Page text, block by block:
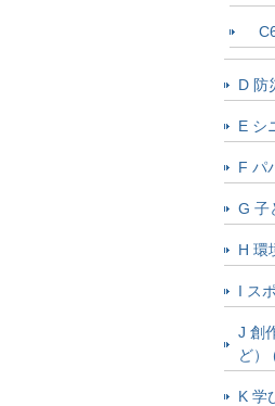
D 防
E シ
F パ
G 子
H 環
I ス
J 創
ど）
K 学